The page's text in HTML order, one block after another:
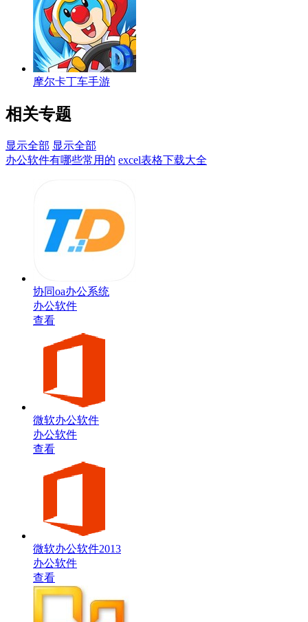
摩尔卡丁车手游
相关专题
显示全部 显示全部
办公软件有哪些常用的 excel表格下载大全
协同oa办公系统
办公软件
查看
微软办公软件
办公软件
查看
微软办公软件2013
办公软件
查看